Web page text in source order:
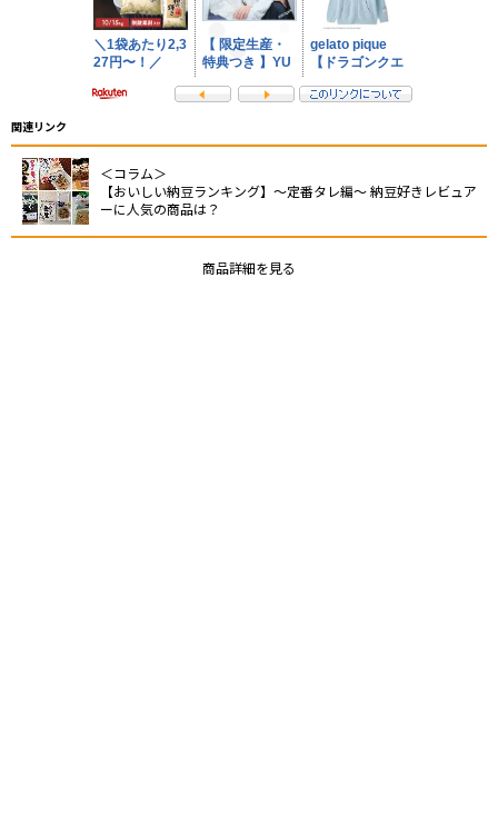
関連リンク
＜コラム＞
【おいしい納豆ランキング】～定番タレ編～ 納豆好きレビュア
ーに人気の商品は？
商品詳細を見る